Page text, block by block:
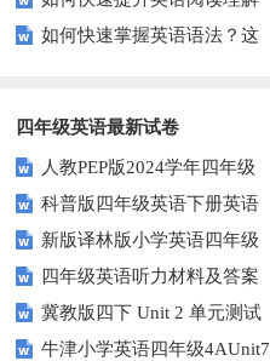
能力？这些技巧你必须知道！
如何快速掌握英语语法？这
四年级英语最新试卷
人教PEP版2024学年四年级
英语下册期末测试卷
科普版四年级英语下册英语
Lesson1测试题及答案
新版译林版小学英语四年级
下册试卷Unit1-Unit2单元测试题
四年级英语听力材料及答案
冀教版四下 Unit 2 单元测试
牛津小学英语四年级4AUnit7